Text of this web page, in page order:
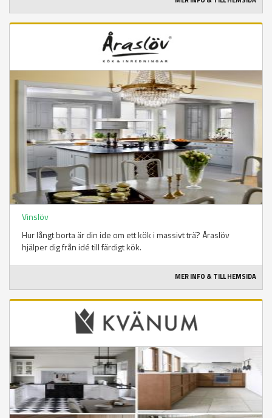
Vinslöv
Hur långt borta är din ide om ett kök i massivt trä? Åraslöv
hjälper dig från idé till färdigt kök.
MER INFO & TILL HEMSIDA